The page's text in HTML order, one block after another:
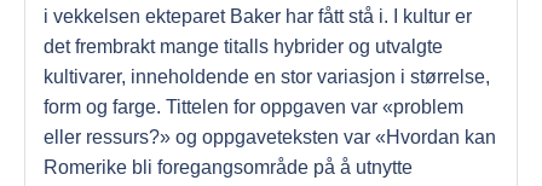
i vekkelsen ekteparet Baker har fått stå i. I kultur er
det frembrakt mange titalls hybrider og utvalgte
kultivarer, inneholdende en stor variasjon i størrelse,
form og farge. Tittelen for oppgaven var «problem
eller ressurs?» og oppgaveteksten var «Hvordan kan
Romerike bli foregangsområde på å utnytte